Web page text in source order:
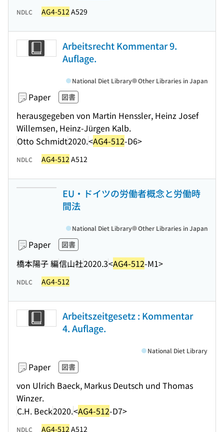
NDLC AG4-512 A529
Arbeitsrecht Kommentar 9.
Auflage.
Paper 図書
herausgegeben von Martin Henssler, Heinz Josef
Willemsen, Heinz-Jürgen Kalb.
Otto Schmidt2020.<AG4-512-D6>
National Diet Library Other Libraries in Japan
NDLC AG4-512 A512
EU・ドイツの労働者概念と労働時
間法
Paper 図書
橋本陽子 編信山社2020.3<AG4-512-M1>
National Diet Library Other Libraries in Japan
NDLC AG4-512
Arbeitszeitgesetz : Kommentar
4. Auflage.
Paper 図書
von Ulrich Baeck, Markus Deutsch und Thomas
Winzer.
C.H. Beck2020.<AG4-512-D7>
National Diet Library
NDLC AG4-512 A512